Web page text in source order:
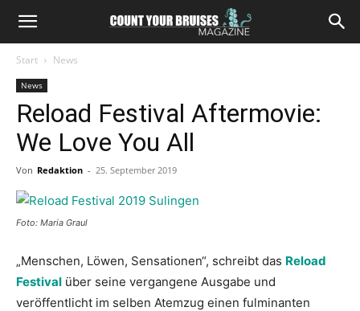
Start News
News
Reload Festival Aftermovie:
We Love You All
Von Redaktion - 25. September 2019
Foto: Maria Graul
„Menschen, Löwen, Sensationen“, schreibt das Reload
Festival über seine vergangene Ausgabe und
veröffentlicht im selben Atemzug einen fulminanten